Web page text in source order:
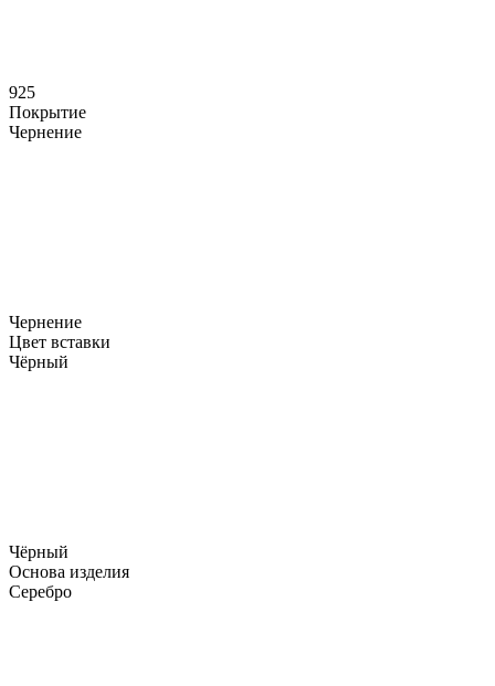
925
Покрытие
Чернение
Чернение
Цвет вставки
Чёрный
Чёрный
Основа изделия
Серебро